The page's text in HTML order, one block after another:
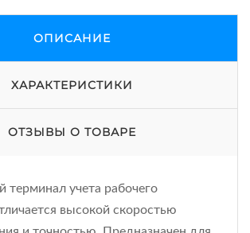
ОПИСАНИЕ
ХАРАКТЕРИСТИКИ
ОТЗЫВЫ О ТОВАРЕ
терминал учета рабочего
высокой скоростью